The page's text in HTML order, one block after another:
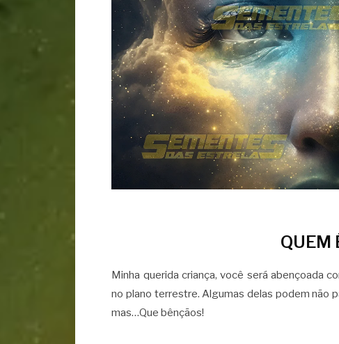
QUEM
Minha querida criança, você será abençoada
no plano terrestre. Algumas delas podem não
mas…Que bênçãos!